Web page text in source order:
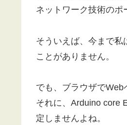
ネットワーク技術のポ
そういえば、今まで私
ことがありません。
でも、ブラウザでWeb
それに、Arduino core
定しませんよね。